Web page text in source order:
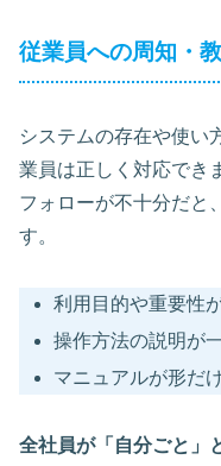
従業員への周知・
システムの存在や使い
業員は正しく対応でき
フォローが不十分だと
す。
利用目的や重要性
操作方法の説明が
マニュアルが形だ
全社員が「自分ごと」